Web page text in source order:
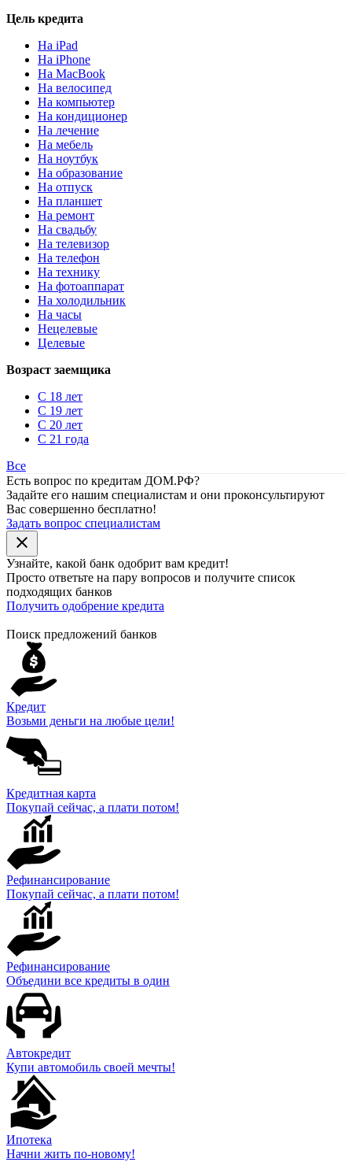
Цель кредита
На iPad
На iPhone
На MacBook
На велосипед
На компьютер
На кондиционер
На лечение
На мебель
На ноутбук
На образование
На отпуск
На планшет
На ремонт
На свадьбу
На телевизор
На телефон
На технику
На фотоаппарат
На холодильник
На часы
Нецелевые
Целевые
Возраст заемщика
С 18 лет
С 19 лет
С 20 лет
С 21 года
Все
Есть вопрос по кредитам ДОМ.РФ?
Задайте его нашим специалистам и они проконсультируют
Вас совершенно бесплатно!
Задать вопрос специалистам
close
Узнайте, какой банк одобрит вам кредит!
Просто ответьте на пару вопросов и получите список
подходящих банков
Получить одобрение кредита
Поиск предложений банков
Кредит
Возьми деньги на любые цели!
Кредитная карта
Покупай сейчас, а плати потом!
Рефинансирование
Покупай сейчас, а плати потом!
Рефинансирование
Объедини все кредиты в один
Автокредит
Купи автомобиль своей мечты!
Ипотека
Начни жить по-новому!